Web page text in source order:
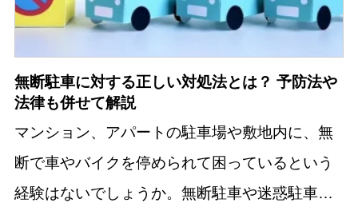
無断駐車に対する正しい対処法とは？ 予防法や
法律も併せて解説
マンション、アパートの駐車場や敷地内に、無
断で車やバイクを停められて困っているという
経験はないでしょうか。無断駐車や迷惑駐車は